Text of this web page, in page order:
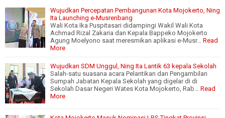
Wujudkan Percepatan Pembangunan Kota Mojokerto, Ning
Ita Launching e-Musrenbang
Wali Kota Ika Puspitasari didampingi Wakil Wali Kota
Achmad Rizal Zakaria dan Kepala Bappeko Mojokerto
Agung Moelyono saat meresmikan aplikasi e-Musr… Read
More
Wujudkan SDM Unggul, Ning Ita Lantik 63 kepala Sekolah
Salah-satu suasana acara Pelantikan dan Pengambilan
Sumpah Jabatan Kepala Sekolah yang digelar di di
Sekolah Dasar Negeri Wates Kota Mojokerto, Rab… Read
More